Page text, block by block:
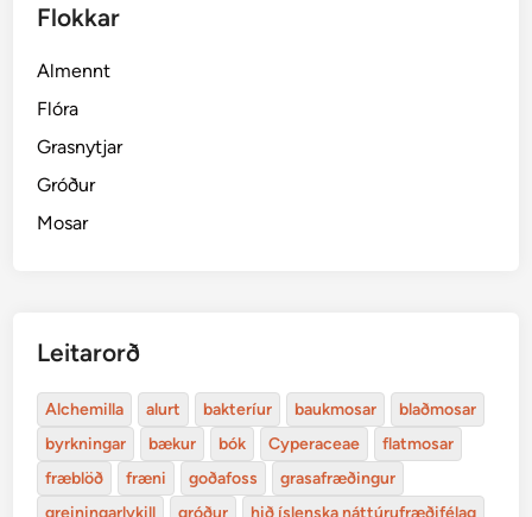
Flokkar
Almennt
Flóra
Grasnytjar
Gróður
Mosar
Leitarorð
Alchemilla alurt bakteríur baukmosar
blaðmosar
byrkningar
bækur bók Cyperaceae
flatmosar
fræblöð
fræni goðafoss
grasafræðingur
greiningarlykill
gróður
hið íslenska náttúrufræðifélag